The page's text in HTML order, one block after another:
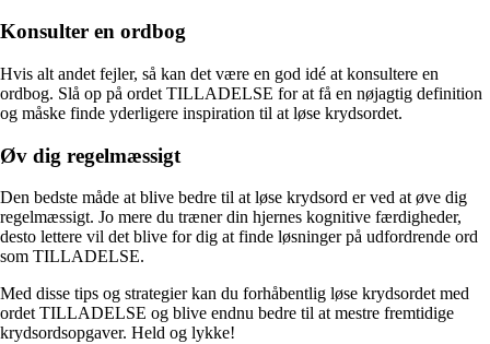
Konsulter en ordbog
Hvis alt andet fejler, så kan det være en god idé at konsultere en
ordbog. Slå op på ordet TILLADELSE for at få en nøjagtig definition
og måske finde yderligere inspiration til at løse krydsordet.
Øv dig regelmæssigt
Den bedste måde at blive bedre til at løse krydsord er ved at øve dig
regelmæssigt. Jo mere du træner din hjernes kognitive færdigheder,
desto lettere vil det blive for dig at finde løsninger på udfordrende ord
som TILLADELSE.
Med disse tips og strategier kan du forhåbentlig løse krydsordet med
ordet TILLADELSE og blive endnu bedre til at mestre fremtidige
krydsordsopgaver. Held og lykke!